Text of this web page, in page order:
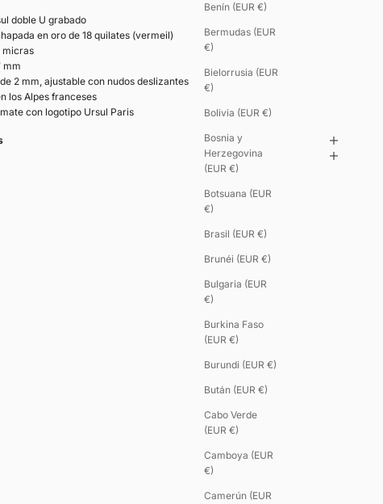
Benín (EUR €)
Bermudas (EUR
€)
Bielorrusia (EUR
€)
Bolivia (EUR €)
Bosnia y
Herzegovina
(EUR €)
Botsuana (EUR
€)
Brasil (EUR €)
Brunéi (EUR €)
Bulgaria (EUR
€)
Burkina Faso
(EUR €)
Burundi (EUR €)
Bután (EUR €)
Cabo Verde
(EUR €)
Camboya (EUR
€)
Camerún (EUR
doble U grabado
en oro de 18 quilates (vermeil)
micras
mm
2 mm, ajustable con nudos deslizantes
los Alpes franceses
con logotipo Ursul Paris